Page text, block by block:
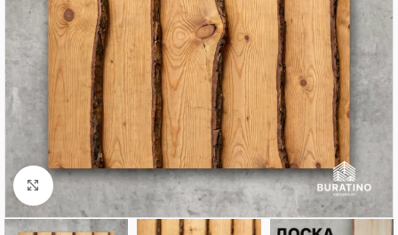
Нажмите, чтобы увеличить